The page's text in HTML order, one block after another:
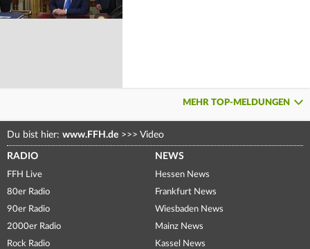
MEHR TOP-MELDUNGEN
Du bist hier: www.FFH.de >>> Video
RADIO
FFH Live
80er Radio
90er Radio
2000er Radio
Rock Radio
NEWS
Hessen News
Frankfurt News
Wiesbaden News
Mainz News
Kassel News